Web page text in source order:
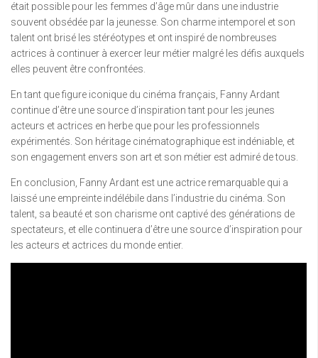
était possible pour les femmes d’âge mûr dans une industrie
souvent obsédée par la jeunesse. Son charme intemporel et son
talent ont brisé les stéréotypes et ont inspiré de nombreuses
actrices à continuer à exercer leur métier malgré les défis auxquels
elles peuvent être confrontées.
En tant que figure iconique du cinéma français, Fanny Ardant
continue d’être une source d’inspiration tant pour les jeunes
acteurs et actrices en herbe que pour les professionnels
expérimentés. Son héritage cinématographique est indéniable, et
son engagement envers son art et son métier est admiré de tous.
En conclusion, Fanny Ardant est une actrice remarquable qui a
laissé une empreinte indélébile dans l’industrie du cinéma. Son
talent, sa beauté et son charisme ont captivé des générations de
spectateurs, et elle continuera d’être une source d’inspiration pour
les acteurs et actrices du monde entier.